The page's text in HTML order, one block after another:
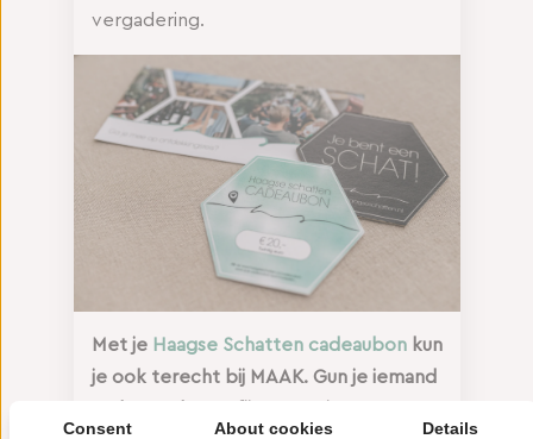
vergadering.
Met je Haagse Schatten cadeaubonkun
je ook terecht bij MAAK. Gun je iemand
Consent About cookies Details